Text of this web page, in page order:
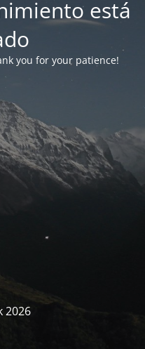
está
you for your patience!
2026